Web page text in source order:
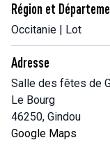
Région et
Occitanie | Lot
Adresse
Salle des fêtes de
Le Bourg
46250, Gindou
Google Maps